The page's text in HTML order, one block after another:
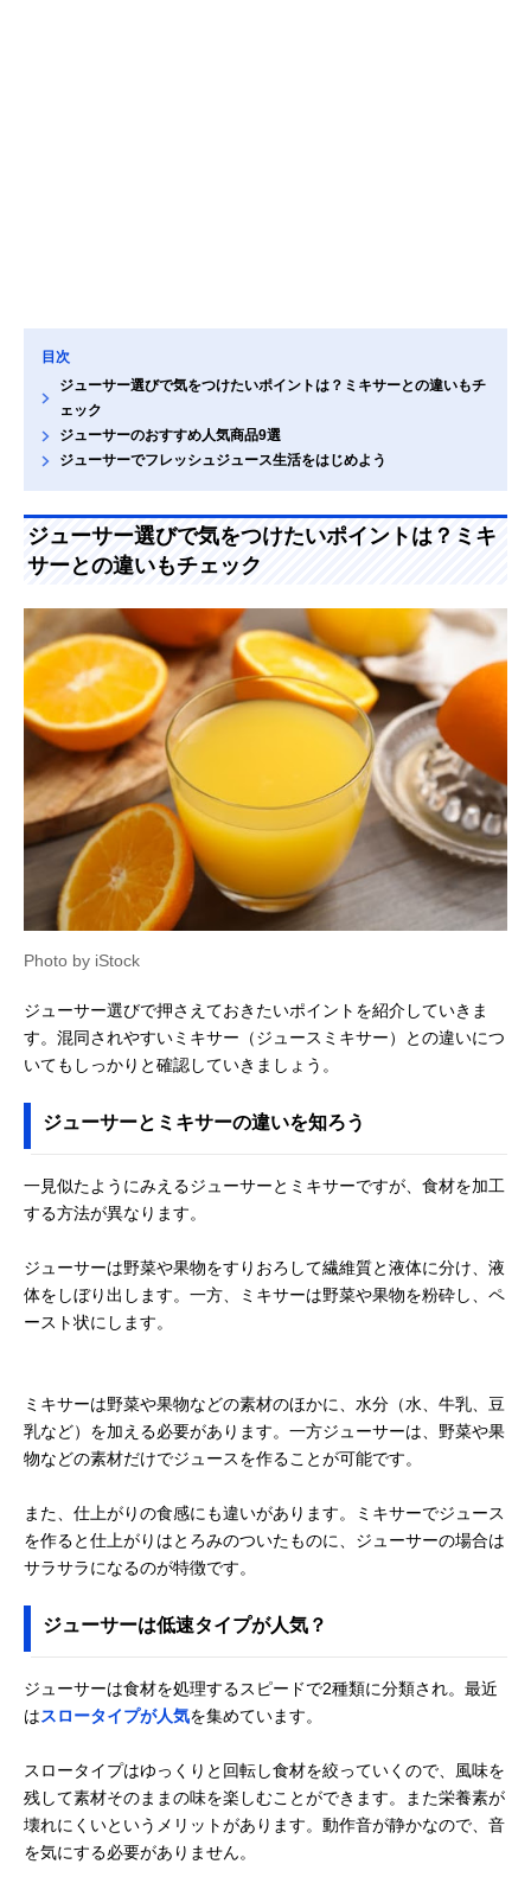
目次
ジューサー選びで気をつけたいポイントは？ミキサーとの違いもチ
ェック
ジューサーのおすすめ人気商品9選
ジューサーでフレッシュジュース生活をはじめよう
ジューサー選びで気をつけたいポイントは？ミキ
サーとの違いもチェック
Photo by iStock
ジューサー選びで押さえておきたいポイントを紹介していきま
す。混同されやすいミキサー（ジュースミキサー）との違いにつ
いてもしっかりと確認していきましょう。
ジューサーとミキサーの違いを知ろう
一見似たようにみえるジューサーとミキサーですが、食材を加工
する方法が異なります。
ジューサーは野菜や果物をすりおろして繊維質と液体に分け、液
体をしぼり出します。一方、ミキサーは野菜や果物を粉砕し、ペ
ースト状にします。
ミキサーは野菜や果物などの素材のほかに、水分（水、牛乳、豆
乳など）を加える必要があります。一方ジューサーは、野菜や果
物などの素材だけでジュースを作ることが可能です。
また、仕上がりの食感にも違いがあります。ミキサーでジュース
を作ると仕上がりはとろみのついたものに、ジューサーの場合は
サラサラになるのが特徴です。
ジューサーは低速タイプが人気？
ジューサーは食材を処理するスピードで2種類に分類され。最近
はスロータイプが人気を集めています。
スロータイプはゆっくりと回転し食材を絞っていくので、風味を
残して素材そのままの味を楽しむことができます。また栄養素が
壊れにくいというメリットがあります。動作音が静かなので、音
を気にする必要がありません。